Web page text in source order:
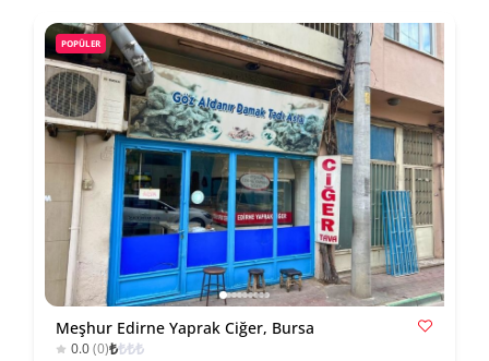
POPÜLER
Meşhur Edirne Yaprak Ciğer, Bursa
0.0(0)₺₺₺₺